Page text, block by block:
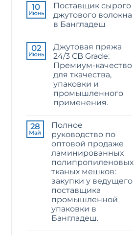
записи
CB
Grade
Jute
Technical
2026
Guide
to
24/3
and
36/4
Configurations
10
Июнь
Поставщик сырого
джутового волокна
в Бангладеш
записи
Raw
Jute
Fibre
Supplier
Bangladesh
02
Июнь
Джутовая пряжа
24/3 CB Grade:
Премиум-качество
для ткачества,
упаковки и
промышленного
применения.
записи
24/3
CB
Grade
Jute
Yarn:
Premium
Quality
for
Weaving,
Packaging
and
Industrial
Applications
28
Май
Полное
руководство по
оптовой продаже
ламинированных
полипропиленовых
тканых мешков:
закупки у ведущего
поставщика
промышленной
упаковки в
Бангладеш.